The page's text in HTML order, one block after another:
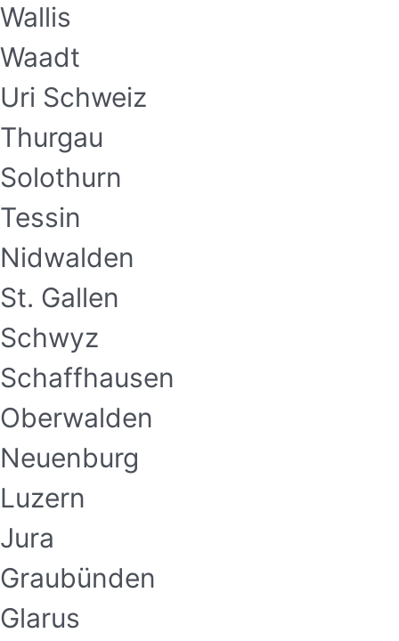
Wallis
Waadt
Uri Schweiz
Thurgau
Solothurn
Tessin
Nidwalden
St. Gallen
Schwyz
Schaffhausen
Oberwalden
Neuenburg
Luzern
Jura
Graubünden
Glarus